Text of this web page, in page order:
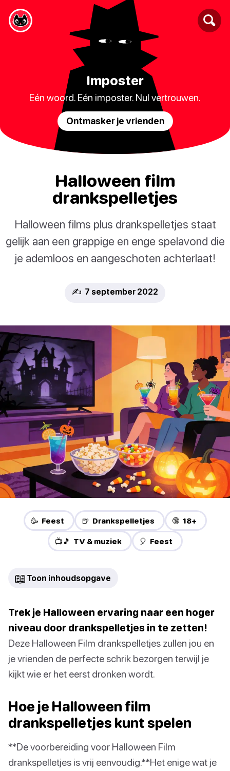
Imposter
Eén woord. Eén imposter. Nul vertrouwen.
Ontmasker je vrienden
Halloween film
drankspelletjes
Halloween films plus drankspelletjes staat
gelijk aan een grappige en enge spelavond die
je ademloos en aangeschoten achterlaat!
✍️ 7 september 2022
🥳 Feest 🍺 Drankspelletjes 🔞 18+
📺🎵 TV & muziek 🎈 Feest
📖 Toon inhoudsopgave
Trek je Halloween ervaring naar een hoger
niveau door drankspelletjes in te zetten!
Deze Halloween Film drankspelletjes zullen jou en
je vrienden de perfecte schrik bezorgen terwijl je
kijkt wie er het eerst dronken wordt.
Hoe je Halloween film
drankspelletjes kunt spelen
**De voorbereiding voor Halloween Film
drankspelletjes is vrij eenvoudig.**Het enige wat je